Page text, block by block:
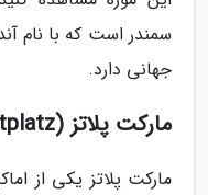
سمندر است که با نام
جهانی دارد.
مارکت پلاتز (Marktplatz)
مارکت پلاتز یکی از